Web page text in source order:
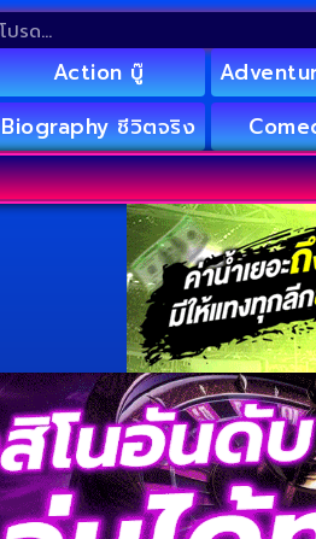
Action บู๊
Biography ชีวิตจริง